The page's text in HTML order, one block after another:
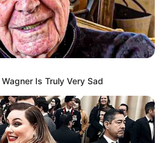
Tempat
di
Is Truly Very Sad